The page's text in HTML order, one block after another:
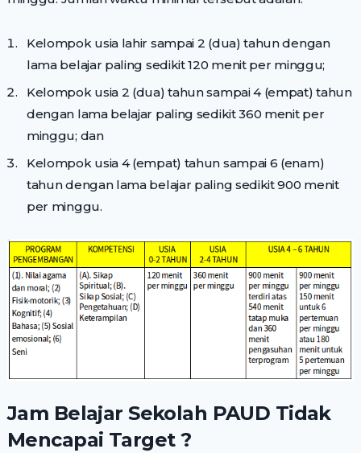
Kelompok usia lahir sampai 2 (dua) tahun dengan
lama belajar paling sedikit 120 menit per minggu;
Kelompok usia 2 (dua) tahun sampai 4 (empat) tahun
dengan lama belajar paling sedikit 360 menit per
minggu; dan
Kelompok usia 4 (empat) tahun sampai 6 (enam)
tahun dengan lama belajar paling sedikit 900 menit
per minggu.
Jam Belajar Sekolah PAUD Tidak
Mencapai Target ?